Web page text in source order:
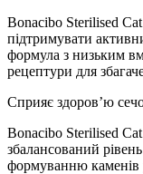
Bonacibo Sterilised
підтримувати
формула з низьким
рецептури для
Сприяє здоров’ю
Bonacibo Sterilised
збалансований
формуванню каменів